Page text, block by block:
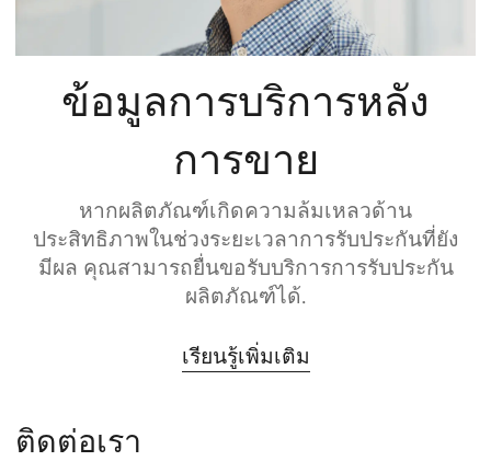
ข้อมูลการบริการหลัง
การขาย
หากผลิตภัณฑ์เกิดความล้มเหลวด้าน
ประสิทธิภาพในช่วงระยะเวลาการรับประกันที่ยัง
มีผล คุณสามารถยื่นขอรับบริการการรับประกัน
ผลิตภัณฑ์ได้.
เรียนรู้เพิ่มเติม
ติดต่อเรา